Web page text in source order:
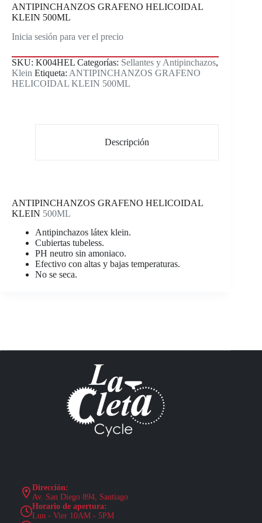
ANTIPINCHANZOS GRAFENO HELICOIDAL
KLEIN 500ML
Inicia sesión para ver el precio
SKU: K004HEL Categorías: Sellantes y Antipinchazos,
Klein Etiqueta: ANTIPINCHANZOS GRAFENO
HELICOIDAL KLEIN 500ML
Descripción
ANTIPINCHANZOS GRAFENO HELICOIDAL
KLEIN 500ML
Antipinchazos látex klein.
Cubiertas tubeless.
PH neutro sin amoniaco.
Efectivo con altas y bajas temperaturas.
No se seca.
Dirección:
Av. San Diego 894, Santiago
Horario de apertura:
Lun - Vier 10AM - 5PM